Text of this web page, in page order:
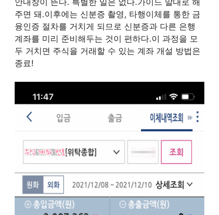
주면 돼.이후에는 신분증 촬영, 타행이체를 통한 금
융인증 절차를 거치게 되므로 신분증과 다른 은행
계좌를 미리 준비해두는 것이 편하다.이 과정을 모
두 거치면 주식을 거래할 수 있는 계좌 개설 방법은
종료!